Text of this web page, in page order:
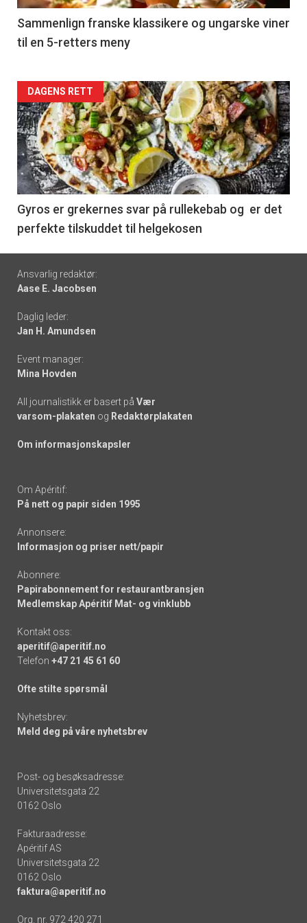
5
Sammenlign franske klassikere og ungarske viner
til en 5-retters meny
Forsiden
akkurat
nå
-
6
DAGENS RETT
Gyros er grekernes svar på rullekebab og er det
perfekte tilskuddet til helgekosen
Footer
-
links
Ansvarlig redaktør:
Aase E. Jacobsen
Daglig leder:
Jan H. Amundsen
Event manager:
Mina Hovden
All journalistikk er basert på Vær
varsom-plakaten og Redaktørplakaten
Om informasjonskapsler
Om Apéritif:
På nett og papir siden 1995
Annonsere:
Informasjon og priser nett/papir
Abonnere:
Papirabonnement for restaurantbransjen
Medlemskap Apéritif Mat- og vinklubb
Kontakt oss:
aperitif@aperitif.no
Telefon +47 21 45 61 60
Ofte stilte spørsmål
Nyhetsbrev:
Meld deg på våre nyhetsbrev
Post- og besøksadresse:
Universitetsgata 22
0162 Oslo
Fakturaadresse:
Apéritif AS
Universitetsgata 22
0162 Oslo
faktura@aperitif.no
Org. nr. 972 420 271